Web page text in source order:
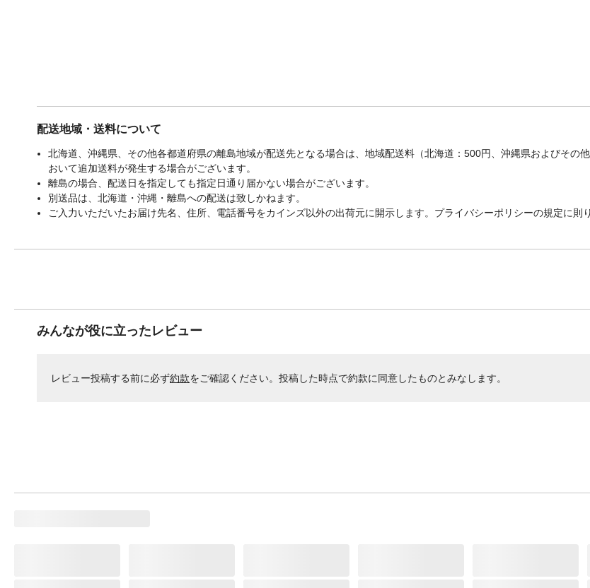
配送地域・送料について
北海道、沖縄県、その他各都道府県の離島地域が配送先となる場合は、地域配送料（北海道：500円、沖縄県およびその
おいて追加送料が発生する場合がございます。
離島の場合、配送日を指定しても指定日通り届かない場合がございます。
別送品は、北海道・沖縄・離島への配送は致しかねます。
ご入力いただいたお届け先名、住所、電話番号をカインズ以外の出荷元に開示します。プライバシーポリシーの規定に則
みんなが役に立ったレビュー
レビュー投稿する前に必ず約款をご確認ください。投稿した時点で約款に同意したものとみなします。